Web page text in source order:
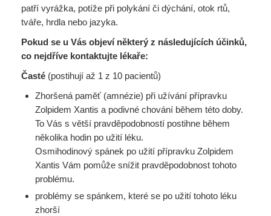
patří vyrážka, potíže při polykání či dýchání, otok rtů,
tváře, hrdla nebo jazyka.
Pokud se u Vás objeví některý z následujících účinků,
co nejdříve kontaktujte lékaře:
Časté (postihují až 1 z 10 pacientů)
Zhoršená paměť (amnézie) při užívání přípravku
Zolpidem Xantis a podivné chování během této doby.
To Vás s větší pravděpodobností postihne během
několika hodin po užití léku.
Osmihodinový spánek po užití přípravku Zolpidem
Xantis Vám pomůže snížit pravděpodobnost tohoto
problému.
problémy se spánkem, které se po užití tohoto léku
zhorší